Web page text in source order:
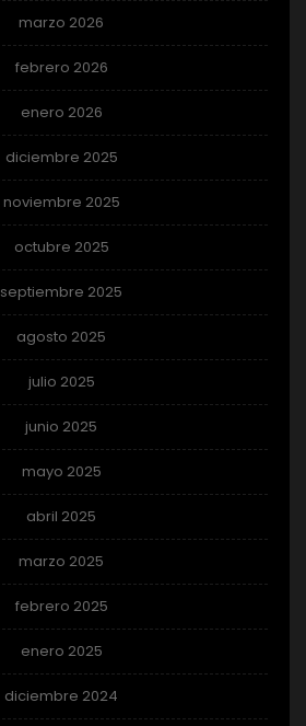
marzo 2026
febrero 2026
enero 2026
diciembre 2025
noviembre 2025
octubre 2025
septiembre 2025
agosto 2025
julio 2025
junio 2025
mayo 2025
abril 2025
marzo 2025
febrero 2025
enero 2025
diciembre 2024